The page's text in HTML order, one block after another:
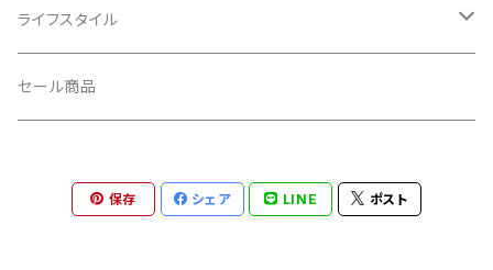
CLIK/クリック
CUSH CORE/クッシュコア
DEFEET/デフィート
輪行小物
バイクカバー
その他
ライフスタイル
キャップ
アクセサリー
セール商品
保存 シェア LINE ポスト